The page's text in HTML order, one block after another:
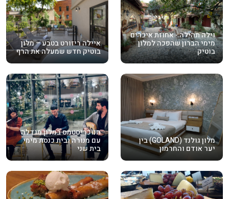
וילה תהילה - אחוזת איכרים
מימי הברון שהפכה למלון
בוטיק
איילה ריזורט בטבע – מלון
בוטיק חדש שמעלה את הרף
מלון גולנד (GOLAND) בין
יער אודם והחרמון
חנוכריסטמס במלון מגדלה
עם מנורה ובית כנסת מימי
בית שני